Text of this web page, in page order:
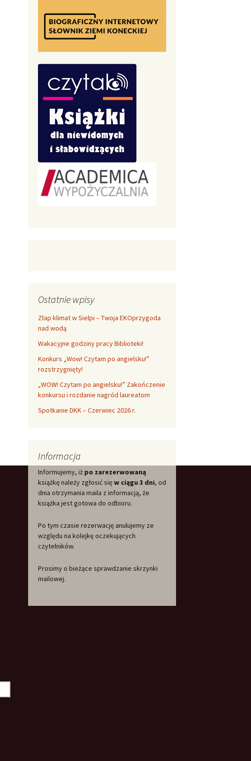
Ostatnie wpisy
Złap klimat w Sielpi – Twoja EKOprzygoda
nad wodą
Wakacyjne godziny pracy Biblioteki!
Konkurs „Wow! Czytam po angielsku!”
rozstrzygnięty!
„WOW! Czytam po angielsku!” Zakończenie
konkursu i rozdanie nagród laureatom
Spotkanie DKK – Czerwiec 2026 r.
Informacja
Informujemy, iż po zarezerwowaną
książkę należy zgłosić sięw ciągu 3 dni, od
dnia otrzymania maila z informacją, że
książka jest gotowa do odbioru.
Po tym czasie rezerwację anulujemy ze
względu na kolejkę oczekujących
czytelników.
Prosimy o bieżące sprawdzanie skrzynki
mailowej.